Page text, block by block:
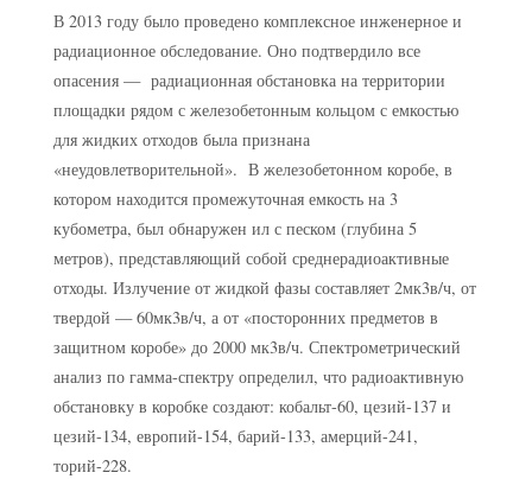
В 2013 году было проведено комплексное инженерное и
радиационное обследование. Оно подтвердило все
опасения — радиационная обстановка на территории
площадки рядом с железобетонным кольцом с емкостью
для жидких отходов была признана
«неудовлетворительной». В железобетонном коробе, в
котором находится промежуточная емкость на 3
кубометра, был обнаружен ил с песком (глубина 5
метров), представляющий собой среднерадиоактивные
отходы. Излучение от жидкой фазы составляет 2мк3в/ч, от
твердой — 60мк3в/ч, а от «посторонних предметов в
защитном коробе» до 2000 мк3в/ч. Спектрометрический
анализ по гамма-спектру определил, что радиоактивную
обстановку в коробке создают: кобальт-60, цезий-137 и
цезий-134, европий-154, барий-133, амерций-241,
торий-228.